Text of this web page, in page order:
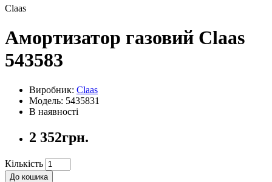
Claas
Амортизатор газовий Claas
543583
Виробник: Claas
Модель: 5435831
В наявності
2 352грн.
Кількість
До кошика